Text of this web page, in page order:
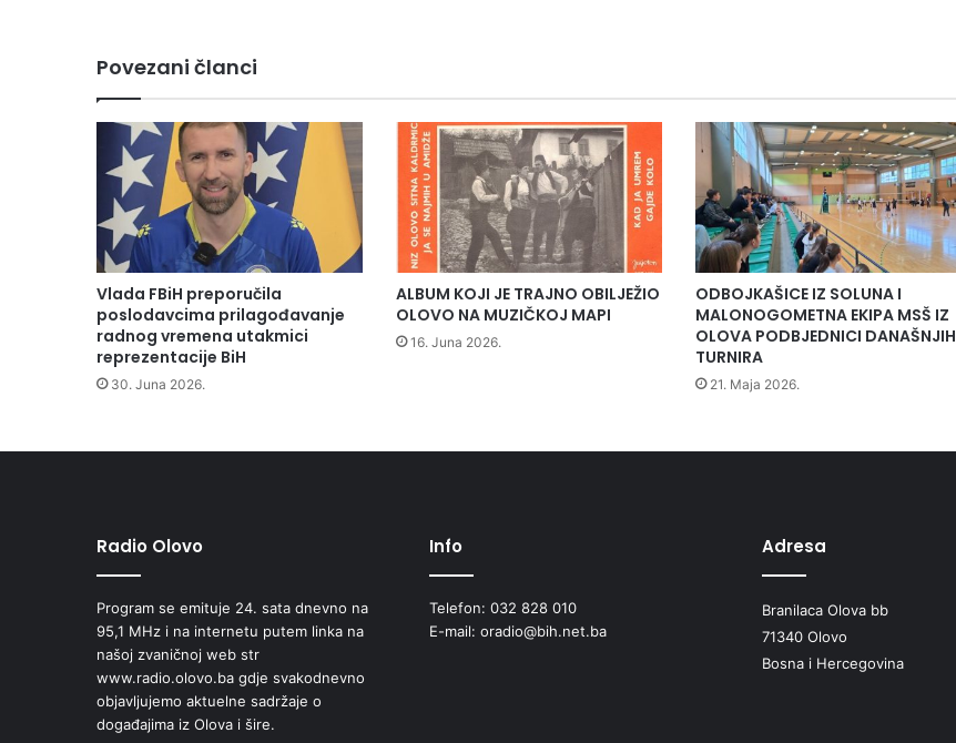
Povezani članci
Vlada FBiH preporučila
poslodavcima prilagođavanje
radnog vremena utakmici
reprezentacije BiH
30. Juna 2026.
ALBUM KOJI JE TRAJNO OBILJEŽIO
OLOVO NA MUZIČKOJ MAPI
16. Juna 2026.
ODBOJKAŠICE IZ SOLUNA I
MALONOGOMETNA EKIPA MSŠ IZ
OLOVA PODBJEDNICI DANAŠNJIH
TURNIRA
21. Maja 2026.
Radio Olovo
Program se emituje 24. sata dnevno na
95,1 MHz i na internetu putem linka na
našoj zvaničnoj web str
www.radio.olovo.ba gdje svakodnevno
objavljujemo aktuelne sadržaje o
događajima iz Olova i šire.
Info
Telefon: 032 828 010
E-mail: oradio@bih.net.ba
Adresa
Branilaca Olova bb
71340 Olovo
Bosna i Hercegovina